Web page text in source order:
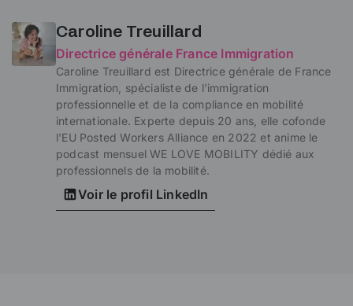
Caroline Treuillard
Directrice générale France Immigration
Caroline Treuillard est Directrice générale de France
Immigration, spécialiste de l'immigration
professionnelle et de la compliance en mobilité
internationale. Experte depuis 20 ans, elle cofonde
l'EU Posted Workers Alliance en 2022 et anime le
podcast mensuel WE LOVE MOBILITY dédié aux
professionnels de la mobilité.
Voir le profil LinkedIn